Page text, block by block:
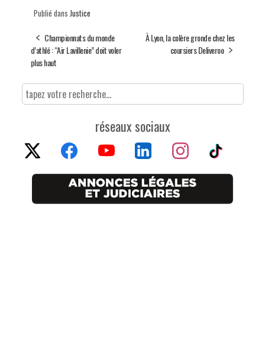
Publié dans Justice
Championnats du monde
d’athlé : “Air Lavillenie” doit voler
plus haut
À Lyon, la colère gronde chez les
coursiers Deliveroo
réseaux sociaux